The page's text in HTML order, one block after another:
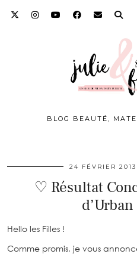
BLOG BEAUTÉ,
24 FÉVRIER 2013
♡ Résultat
Hello les Filles !
Comme promis, je vous